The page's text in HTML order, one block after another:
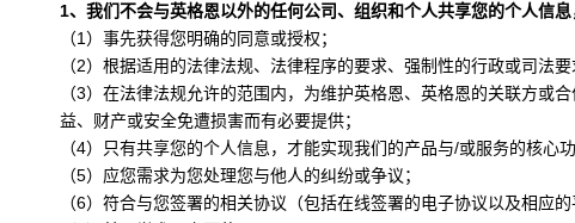
1、我们不会与英格恩以外的任何公司、组织和个人共享您的个人信息
（1）事先获得您明确的同意或授权；
（2）根据适用的法律法规、法律程序的要求、强制性的行政或司法
（3）在法律法规允许的范围内，为维护英格恩、英格恩的关联方或
益、财产或安全免遭损害而有必要提供；
（4）只有共享您的个人信息，才能实现我们的产品与/或服务的核心
（5）应您需求为您处理您与他人的纠纷或争议；
（6）符合与您签署的相关协议（包括在线签署的电子协议以及相应